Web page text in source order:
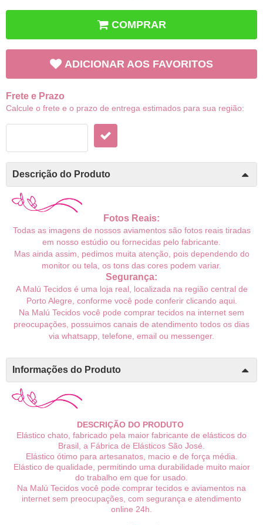
COMPRAR
ADICIONAR AOS FAVORITOS
Frete e Prazo
Calcule o frete e o prazo de entrega estimados para sua região:
Descrição do Produto
Fotos Reais:
Todas as imagens de nossos aviamentos são fotos reais tiradas
em nosso estúdio ou fornecidas pelo fabricante.
Mas ainda assim, pedimos muita atenção, pois dependendo do
monitor ou tela, os tons das cores podem variar.
Segurança:
A Malú Tecidos é uma loja real, localizada na região central de
Porto Alegre, conforme você pode conferir clicando aqui.
Na Malú Tecidos você pode comprar tecidos na internet sem
preocupações, possuimos canais de atendimento todos os dias
via whatsapp, telefone, email ou messenger.
Informações do Produto
DESCRIÇÃO DO PRODUTO
Elástico chato, fabricado pela maior fabricante de elásticos do
Brasil, a Fábrica de Elásticos São José.
Elástico ótimo para artesanatos, macio e de força média.
Elástico de qualidade, permitindo uma durabilidade muito maior
do trabalho em que for usado.
Na Malú Tecidos você pode comprar tecidos e aviamentos na
internet sem preocupações, com segurança e atendimento
online 24h.